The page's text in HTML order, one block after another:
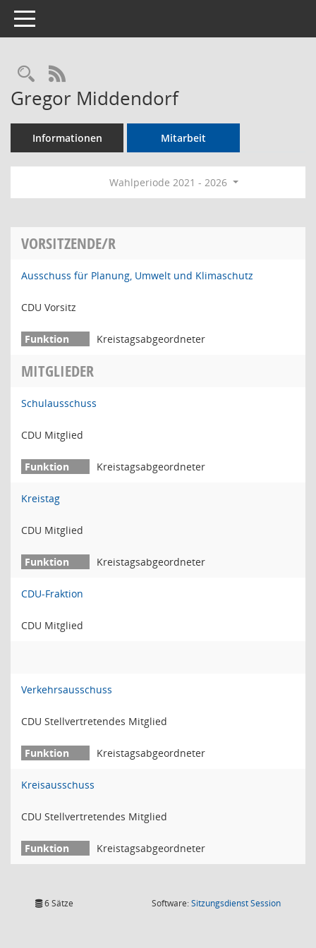
Toggle navigation
Rechercheauswahl
RSS-Feed
Gregor Middendorf
Informationen Mitarbeit
Wahlperiode 2021 - 2026
VORSITZENDE/R
Ausschuss für Planung, Umwelt und Klimaschutz
CDU Vorsitz
Kreistagsabgeordneter
MITGLIEDER
Schulausschuss
CDU Mitglied
Kreistagsabgeordneter
Kreistag
CDU Mitglied
Kreistagsabgeordneter
CDU-Fraktion
CDU Mitglied
Verkehrsausschuss
CDU Stellvertretendes Mitglied
Kreistagsabgeordneter
Kreisausschuss
CDU Stellvertretendes Mitglied
Kreistagsabgeordneter
6 Sätze Software:SitzungsdienstSession(Wird in